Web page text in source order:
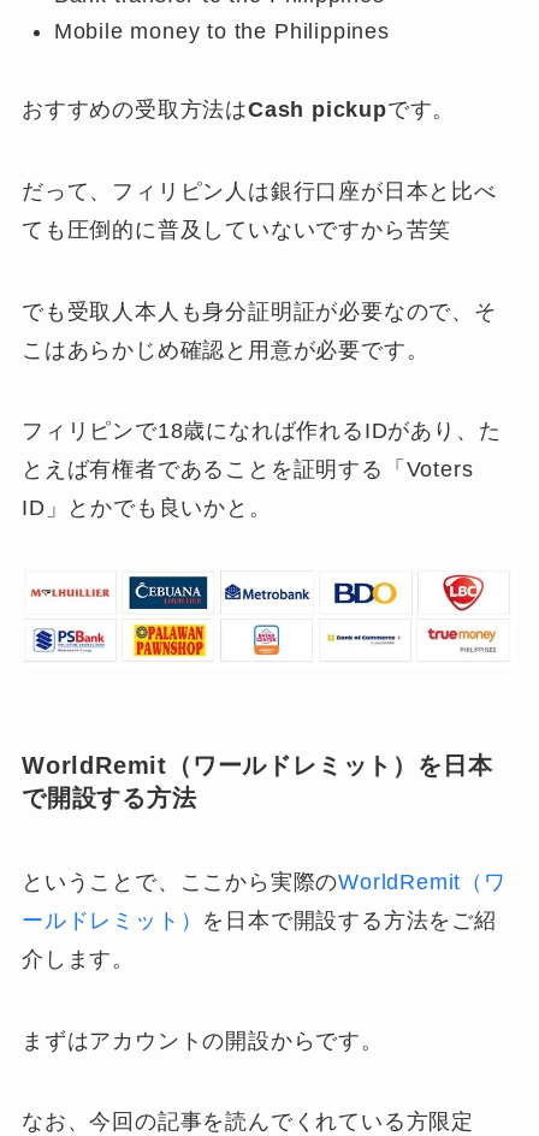
Mobile money to the Philippines
おすすめの受取方法はCash pickupです。
だって、フィリピン人は銀行口座が日本と比べ
ても圧倒的に普及していないですから苦笑
でも受取人本人も身分証明証が必要なので、そ
こはあらかじめ確認と用意が必要です。
フィリピンで18歳になれば作れるIDがあり、た
とえば有権者であることを証明する「Voters
ID」とかでも良いかと。
WorldRemit（ワールドレミット）を日本
で開設する方法
ということで、ここから実際のWorldRemit（ワ
ールドレミット） を日本で開設する方法をご紹
介します。
まずはアカウントの開設からです 。
なお、今回の記事を読んでくれている方限定